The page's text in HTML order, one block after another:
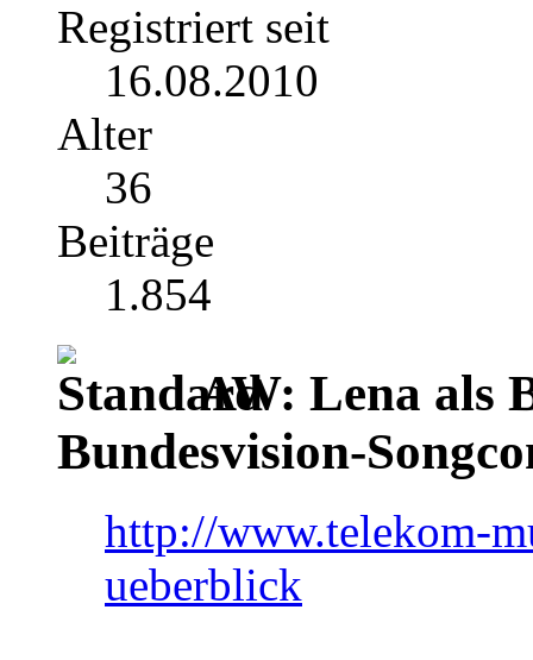
Registriert seit
16.08.2010
Alter
36
Beiträge
1.854
AW: Lena als
Bundesvision-
http://www.telekom-
ueberblick